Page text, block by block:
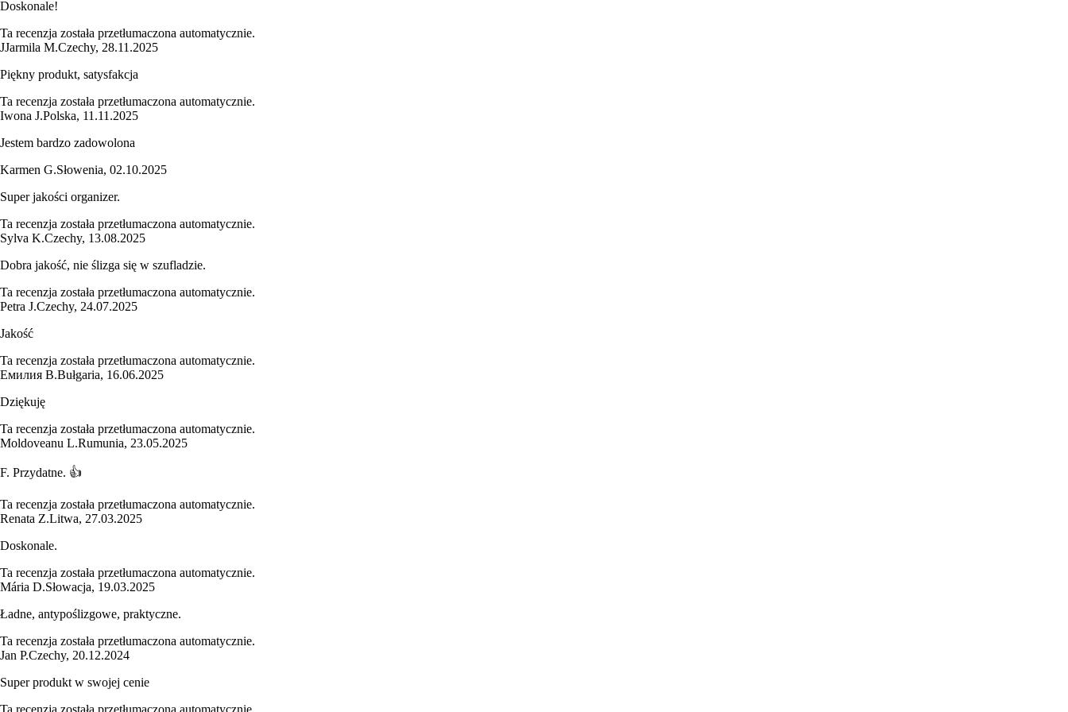
Doskonale!
Ta recenzja została przetłumaczona automatycznie.
JJarmila M.Czechy, 28.11.2025
Piękny produkt, satysfakcja
Ta recenzja została przetłumaczona automatycznie.
Iwona J.Polska, 11.11.2025
Jestem bardzo zadowolona
Karmen G.Słowenia, 02.10.2025
Super jakości organizer.
Ta recenzja została przetłumaczona automatycznie.
Sylva K.Czechy, 13.08.2025
Dobra jakość, nie ślizga się w szufladzie.
Ta recenzja została przetłumaczona automatycznie.
Petra J.Czechy, 24.07.2025
Jakość
Ta recenzja została przetłumaczona automatycznie.
Емилия В.Bułgaria, 16.06.2025
Dziękuję
Ta recenzja została przetłumaczona automatycznie.
Moldoveanu L.Rumunia, 23.05.2025
F. Przydatne. 👍
Ta recenzja została przetłumaczona automatycznie.
Renata Z.Litwa, 27.03.2025
Doskonale.
Ta recenzja została przetłumaczona automatycznie.
Mária D.Słowacja, 19.03.2025
Ładne, antypoślizgowe, praktyczne.
Ta recenzja została przetłumaczona automatycznie.
Jan P.Czechy, 20.12.2024
Super produkt w swojej cenie